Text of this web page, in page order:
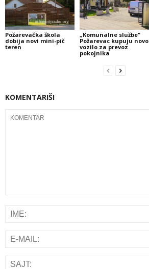
Požarevačka škola
dobija novi mini-pič
teren
„Komunalne službe“
Požarevac kupuju novo
vozilo za prevoz
pokojnika
KOMENTARIŠI